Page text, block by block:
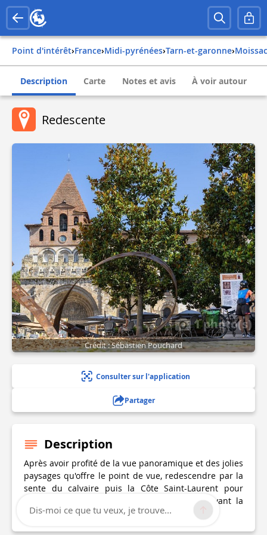
Point d'intérêt› france› midi-pyrénées› tarn-et-garonne› moissac
Description Carte Notes et avis À voir autour
Redescente
1 photo(s)
Crédit : Sébastien Pouchard
Consulter sur l'application
Partager
Description
Après avoir profité de la vue panoramique et des jolies
paysages qu'offre le point de vue, redescendre par la
sente du calvaire puis la Côte Saint-Laurent pour
revenir sur vos pas et finir votre balade devant la
sompteuse Abbaye Saint-Pierre.
Dis-moi ce que tu veux, je trouve...